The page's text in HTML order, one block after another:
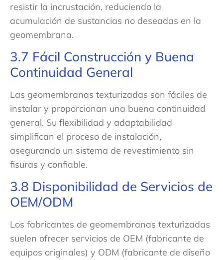
resistir la incrustación, reduciendo la
acumulación de sustancias no deseadas en la
geomembrana.
3.7 Fácil Construcción y Buena
Continuidad General
Las geomembranas texturizadas son fáciles de
instalar y proporcionan una buena continuidad
general. Su flexibilidad y adaptabilidad
simplifican el proceso de instalación,
asegurando un sistema de revestimiento sin
fisuras y confiable.
3.8 Disponibilidad de Servicios de
OEM/ODM
Los fabricantes de geomembranas texturizadas
suelen ofrecer servicios de OEM (fabricante de
equipos originales) y ODM (fabricante de diseño